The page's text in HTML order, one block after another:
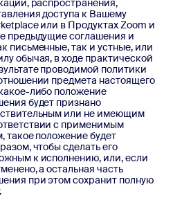
распространения,
доступа к Вашему
или в Продуктах Zoom и
предыдущие соглашения и
письменные, так и устные, или
обычая, в ходе практической
проводимой политики
предмета настоящего
либо положение
будет признано
или не имеющим
с применимым
такое положение будет
чтобы сделать его
к исполнению, или, если
а остальная часть
при этом сохранит полную